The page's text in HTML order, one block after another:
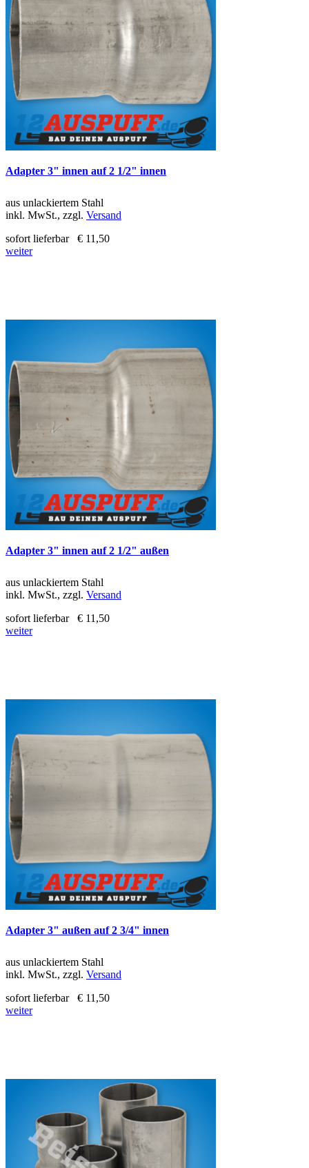
Adapter 3" innen auf 2 1/2" innen
aus unlackiertem Stahl
inkl. MwSt., zzgl. Versand
sofort lieferbar
€ 11,50
weiter
Adapter 3" innen auf 2 1/2" außen
aus unlackiertem Stahl
inkl. MwSt., zzgl. Versand
sofort lieferbar
€ 11,50
weiter
Adapter 3" außen auf 2 3/4" innen
aus unlackiertem Stahl
inkl. MwSt., zzgl. Versand
sofort lieferbar
€ 11,50
weiter